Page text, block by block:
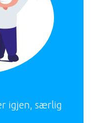
igjen, særlig